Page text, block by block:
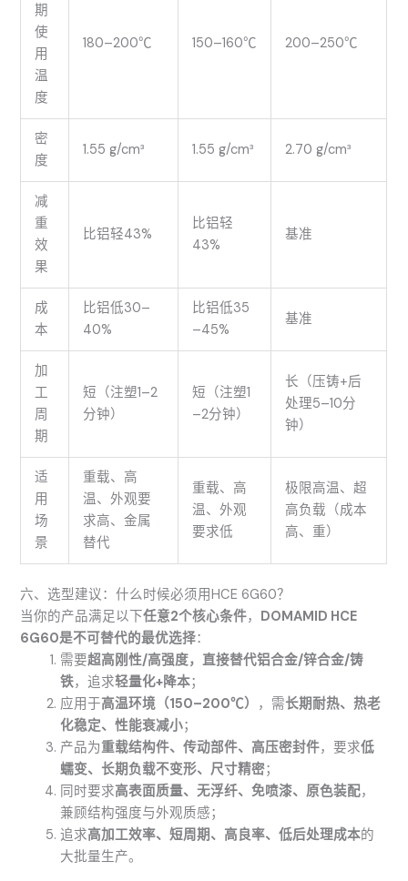
期
使
用
温
度
180–200℃ 150–160℃ 200–250℃
密
度
1.55 g/cm³ 1.55 g/cm³ 2.70 g/cm³
减
重
效
果
比铝轻43%
比铝轻
43%
基准
成
本
比铝低30–
40%
比铝低35
–45%
基准
加
工
周
期
短（注塑1–2
分钟）
短（注塑1
–2分钟）
长（压铸+后
处理5–10分
钟）
适
用
场
景
重载、高
温、外观要
求高、金属
替代
重载、高
温、外观
要求低
极限高温、超
高负载（成本
高、重）
六、选型建议：什么时候必须用HCE 6G60？
当你的产品满足以下任意2个核心条件， DOMAMID HCE
6G60是不可替代的最优选择：
需要超高刚性/高强度，直接替代铝合金/锌合金/铸
铁，追求轻量化+降本；
应用于高温环境（150–200℃） ，需长期耐热、热老
化稳定、性能衰减小；
产品为重载结构件、传动部件、高压密封件，要求低
蠕变、长期负载不变形、尺寸精密；
同时要求高表面质量、无浮纤、免喷漆、原色装配，
兼顾结构强度与外观质感；
追求高加工效率、短周期、高良率、低后处理成本的
大批量生产。